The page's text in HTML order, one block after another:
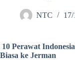
NTC
10 Perawat
Biasa ke Jerman